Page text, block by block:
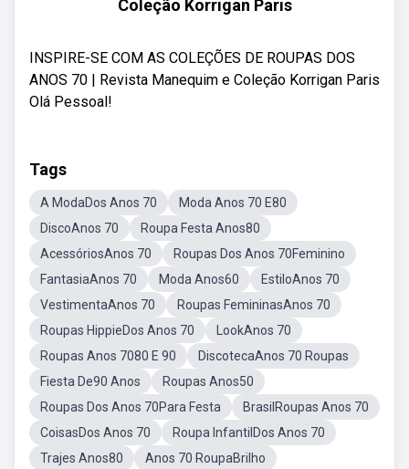
Coleção Korrigan Paris
INSPIRE-SE COM AS COLEÇÕES DE ROUPAS DOS
ANOS 70 | Revista Manequim e Coleção Korrigan Paris
Olá Pessoal!
Tags
A ModaDos Anos 70
Moda Anos 70 E80
DiscoAnos 70
Roupa Festa Anos80
AcessóriosAnos 70
Roupas Dos Anos 70Feminino
FantasiaAnos 70
Moda Anos60
EstiloAnos 70
VestimentaAnos 70
Roupas FemininasAnos 70
Roupas HippieDos Anos 70
LookAnos 70
Roupas Anos 7080 E 90
DiscotecaAnos 70 Roupas
Fiesta De90 Anos
Roupas Anos50
Roupas Dos Anos 70Para Festa
BrasilRoupas Anos 70
CoisasDos Anos 70
Roupa InfantilDos Anos 70
Trajes Anos80
Anos 70 RoupaBrilho